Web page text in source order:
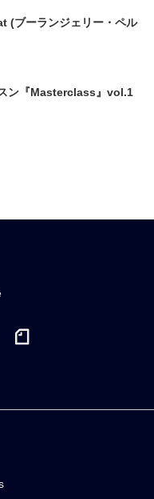
(ブーランジェリー・ペル
ン『Masterclass』vol.1